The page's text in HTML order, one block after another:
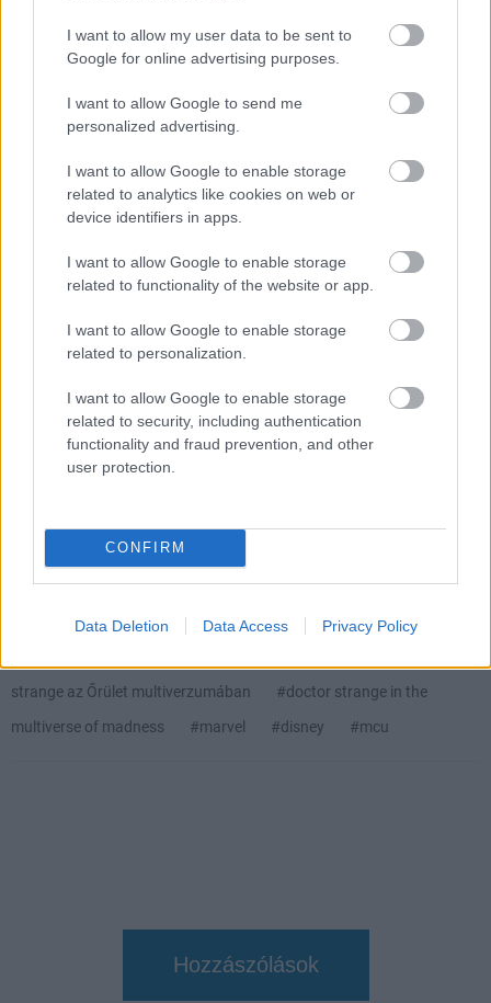
I want to allow my user data to be sent to
Google for online advertising purposes.
I want to allow Google to send me
personalized advertising.
I want to allow Google to enable storage
related to analytics like cookies on web or
device identifiers in apps.
I want to allow Google to enable storage
related to functionality of the website or app.
I want to allow Google to enable storage
related to personalization.
I want to allow Google to enable storage
related to security, including authentication
functionality and fraud prevention, and other
user protection.
CONFIRM
Data Deletion Data Access Privacy Policy
sem, hogy az egyik előzetesből digitális utómunkával
eltávolították Strange doki szerelmét, Christine Palmert.
Mindez azért furcsa, mert szinte az összes előzetesben
pontosan látszik, hogy Doctor Strange mellett ott áll egy
alcímet viselő tévészpotban viszont leradírozták
őt a képről.
Azok, akik látták már a Doctor Strange az őrület
multiverzumábant, pontosan tudják, hogy a filmben végül
alternatív univerzumban játszódott, és ez a Christine is
ebben a világban élt, nem a 616-ös, fő
SMASH by Meló-Diák: Homok, zene és a nyár legjobb
strange az Őrület multiverzumában
#doctor strange in the
multiverse of madness
#marvel #disney #mcu
Hozzászólások